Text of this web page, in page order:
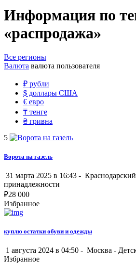
Информация по
«распродажа»
Все регионы
Валюта валюта пользователя
₽ рубли
$ доллары США
€ евро
₸ тенге
₴ гривна
5
Ворота на газель
31 марта 2025 в 16:43 -
принадлежности
₽28 000
Избранное
куплю остатки обуви и одежды
1 августа 2024 в 04:50 - Москва -
Избранное